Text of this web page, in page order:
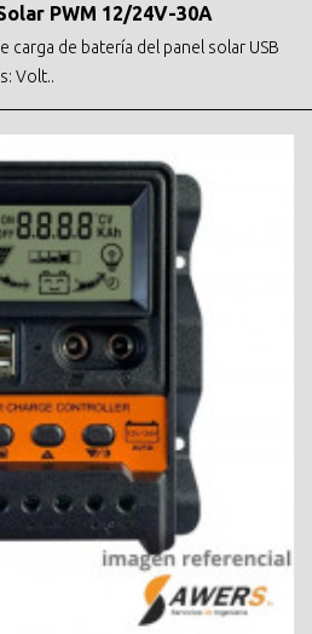
PWM 12/24V-30A
de batería del panel solar USB
Volt..